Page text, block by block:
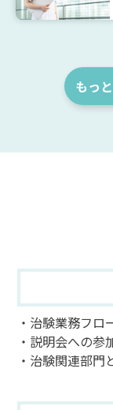
もっ
・治験業務フロ
・説明会への参
・治験関連部門